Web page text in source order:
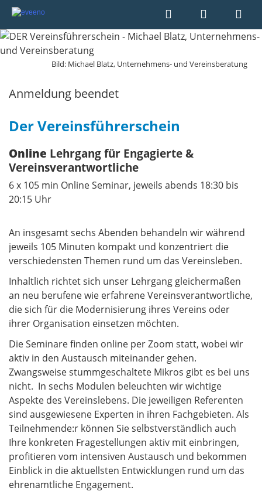
Bild: Michael Blatz, Unternehmens- und Vereinsberatung
Anmeldung beendet
Der Vereinsführerschein
Online Lehrgang für Engagierte &
Vereinsverantwortliche
6 x 105 min Online Seminar, jeweils abends 18:30 bis
20:15 Uhr
An insgesamt sechs Abenden behandeln wir während
jeweils 105 Minuten kompakt und konzentriert die
verschiedensten Themen rund um das Vereinsleben.
Inhaltlich richtet sich unser Lehrgang gleichermaßen
an neu berufene wie erfahrene Vereinsverantwortliche,
die sich für die Modernisierung ihres Vereins oder
ihrer Organisation einsetzen möchten.
Die Seminare finden online per Zoom statt, wobei wir
aktiv in den Austausch miteinander gehen.
Zwangsweise stummgeschaltete Mikros gibt es bei uns
nicht. In sechs Modulen beleuchten wir wichtige
Aspekte des Vereinslebens. Die jeweiligen Referenten
sind ausgewiesene Experten in ihren Fachgebieten. Als
Teilnehmende:r können Sie selbstverständlich auch
Ihre konkreten Fragestellungen aktiv mit einbringen,
profitieren vom intensiven Austausch und bekommen
Einblick in die aktuellsten Entwicklungen rund um das
ehrenamtliche Engagement.